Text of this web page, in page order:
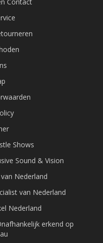
Contact
Shows
Sound & Vision
Nederland
van Nederland
Nederland
erkend op